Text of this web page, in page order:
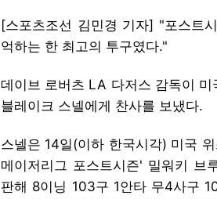
[스포츠조선 김민경 기자] "포스트
억하는 한 최고의 투구였다."
데이브 로버츠 LA 다저스 감독이
블레이크 스넬에게 찬사를 보냈다.
스넬은 14일(이하 한국시각) 미국
메이저리그 포스트시즌' 밀워키 브
판해 8이닝 103구 1안타 무4사구